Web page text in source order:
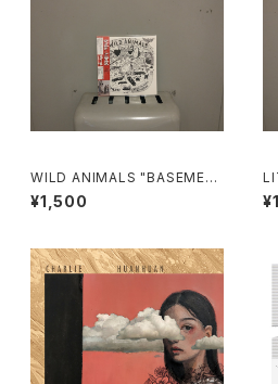
WILD ANIMALS "BASEMEN
TS: MUSIC TO FIGHT HYP
OCRISY"
¥1,500
G"